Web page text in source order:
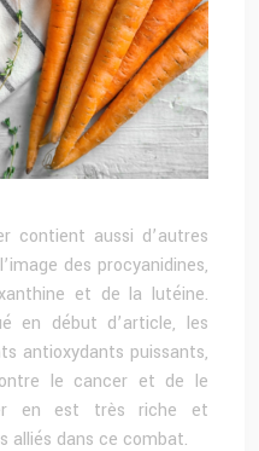
contient aussi d’autres
des procyanidines,
et de la lutéine.
en début d’article, les
antioxydants puissants,
le cancer et de le
en est très riche et
alliés dans ce combat.